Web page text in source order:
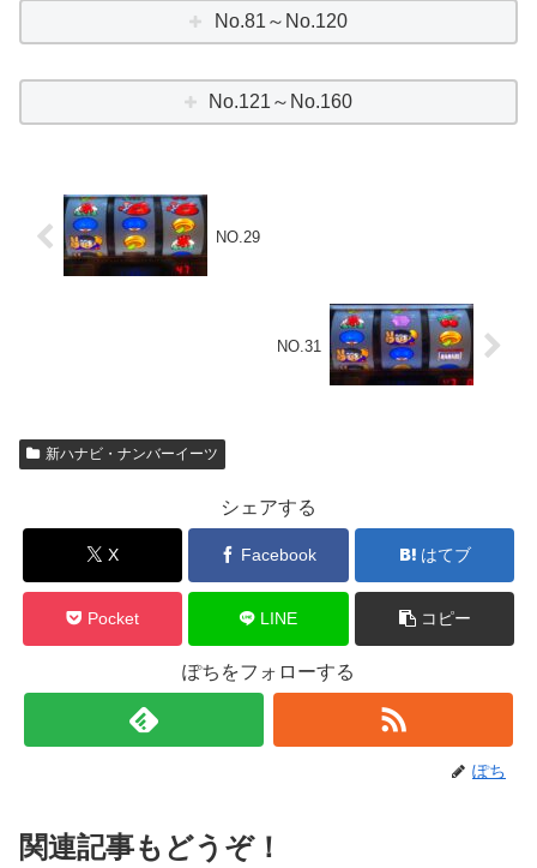
No.81～No.120
No.121～No.160
NO.29
NO.31
新ハナビ・ナンバーイーツ
シェアする
X Facebook はてブ
Pocket LINE コピー
ぽちをフォローする
ぽち
関連記事もどうぞ！